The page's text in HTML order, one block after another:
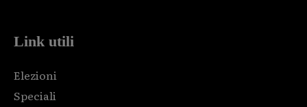
Link utili
Elezioni
Speciali